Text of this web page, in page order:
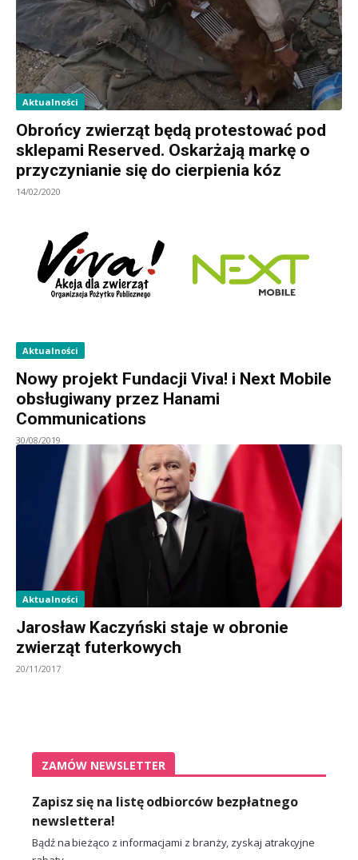
Aktualności
Obrońcy zwierząt będą protestować pod
sklepami Reserved. Oskarżają markę o
przyczynianie się do cierpienia kóz
14/02/2020
Aktualności
Nowy projekt Fundacji Viva! i Next Mobile
obsługiwany przez Hanami
Communications
30/08/2019
Aktualności
Jarosław Kaczyński staje w obronie
zwierząt futerkowych
20/11/2017
ZAMÓW NEWSLETTER
Zapisz się na listę odbiorców bezpłatnego
newslettera!
Bądź na bieżąco z informacjami z branży, zyskaj atrakcyjne